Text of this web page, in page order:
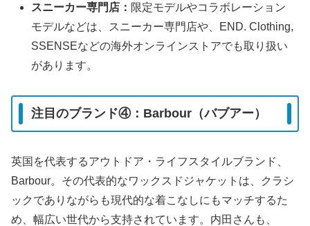
スニーカー専門店： 限定モデルやコラボレーション
モデルなどは、スニーカー専門店や、END. Clothing,
SSENSEなどの海外オンラインストアでも取り扱い
があります。
注目のブランド④：Barbour（バブアー）
英国を代表するアウトドア・ライフスタイルブランド、
Barbour。その代表的なワックスドジャケットは、クラシ
ックでありながらも現代的な着こなしにもマッチするた
め、幅広い世代から支持されています。内田さんも、